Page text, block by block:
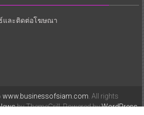
และติดต่อโฆษณา
www.businessofsiam.com . All rights
by ThemeGrill. Powered byWordPress.